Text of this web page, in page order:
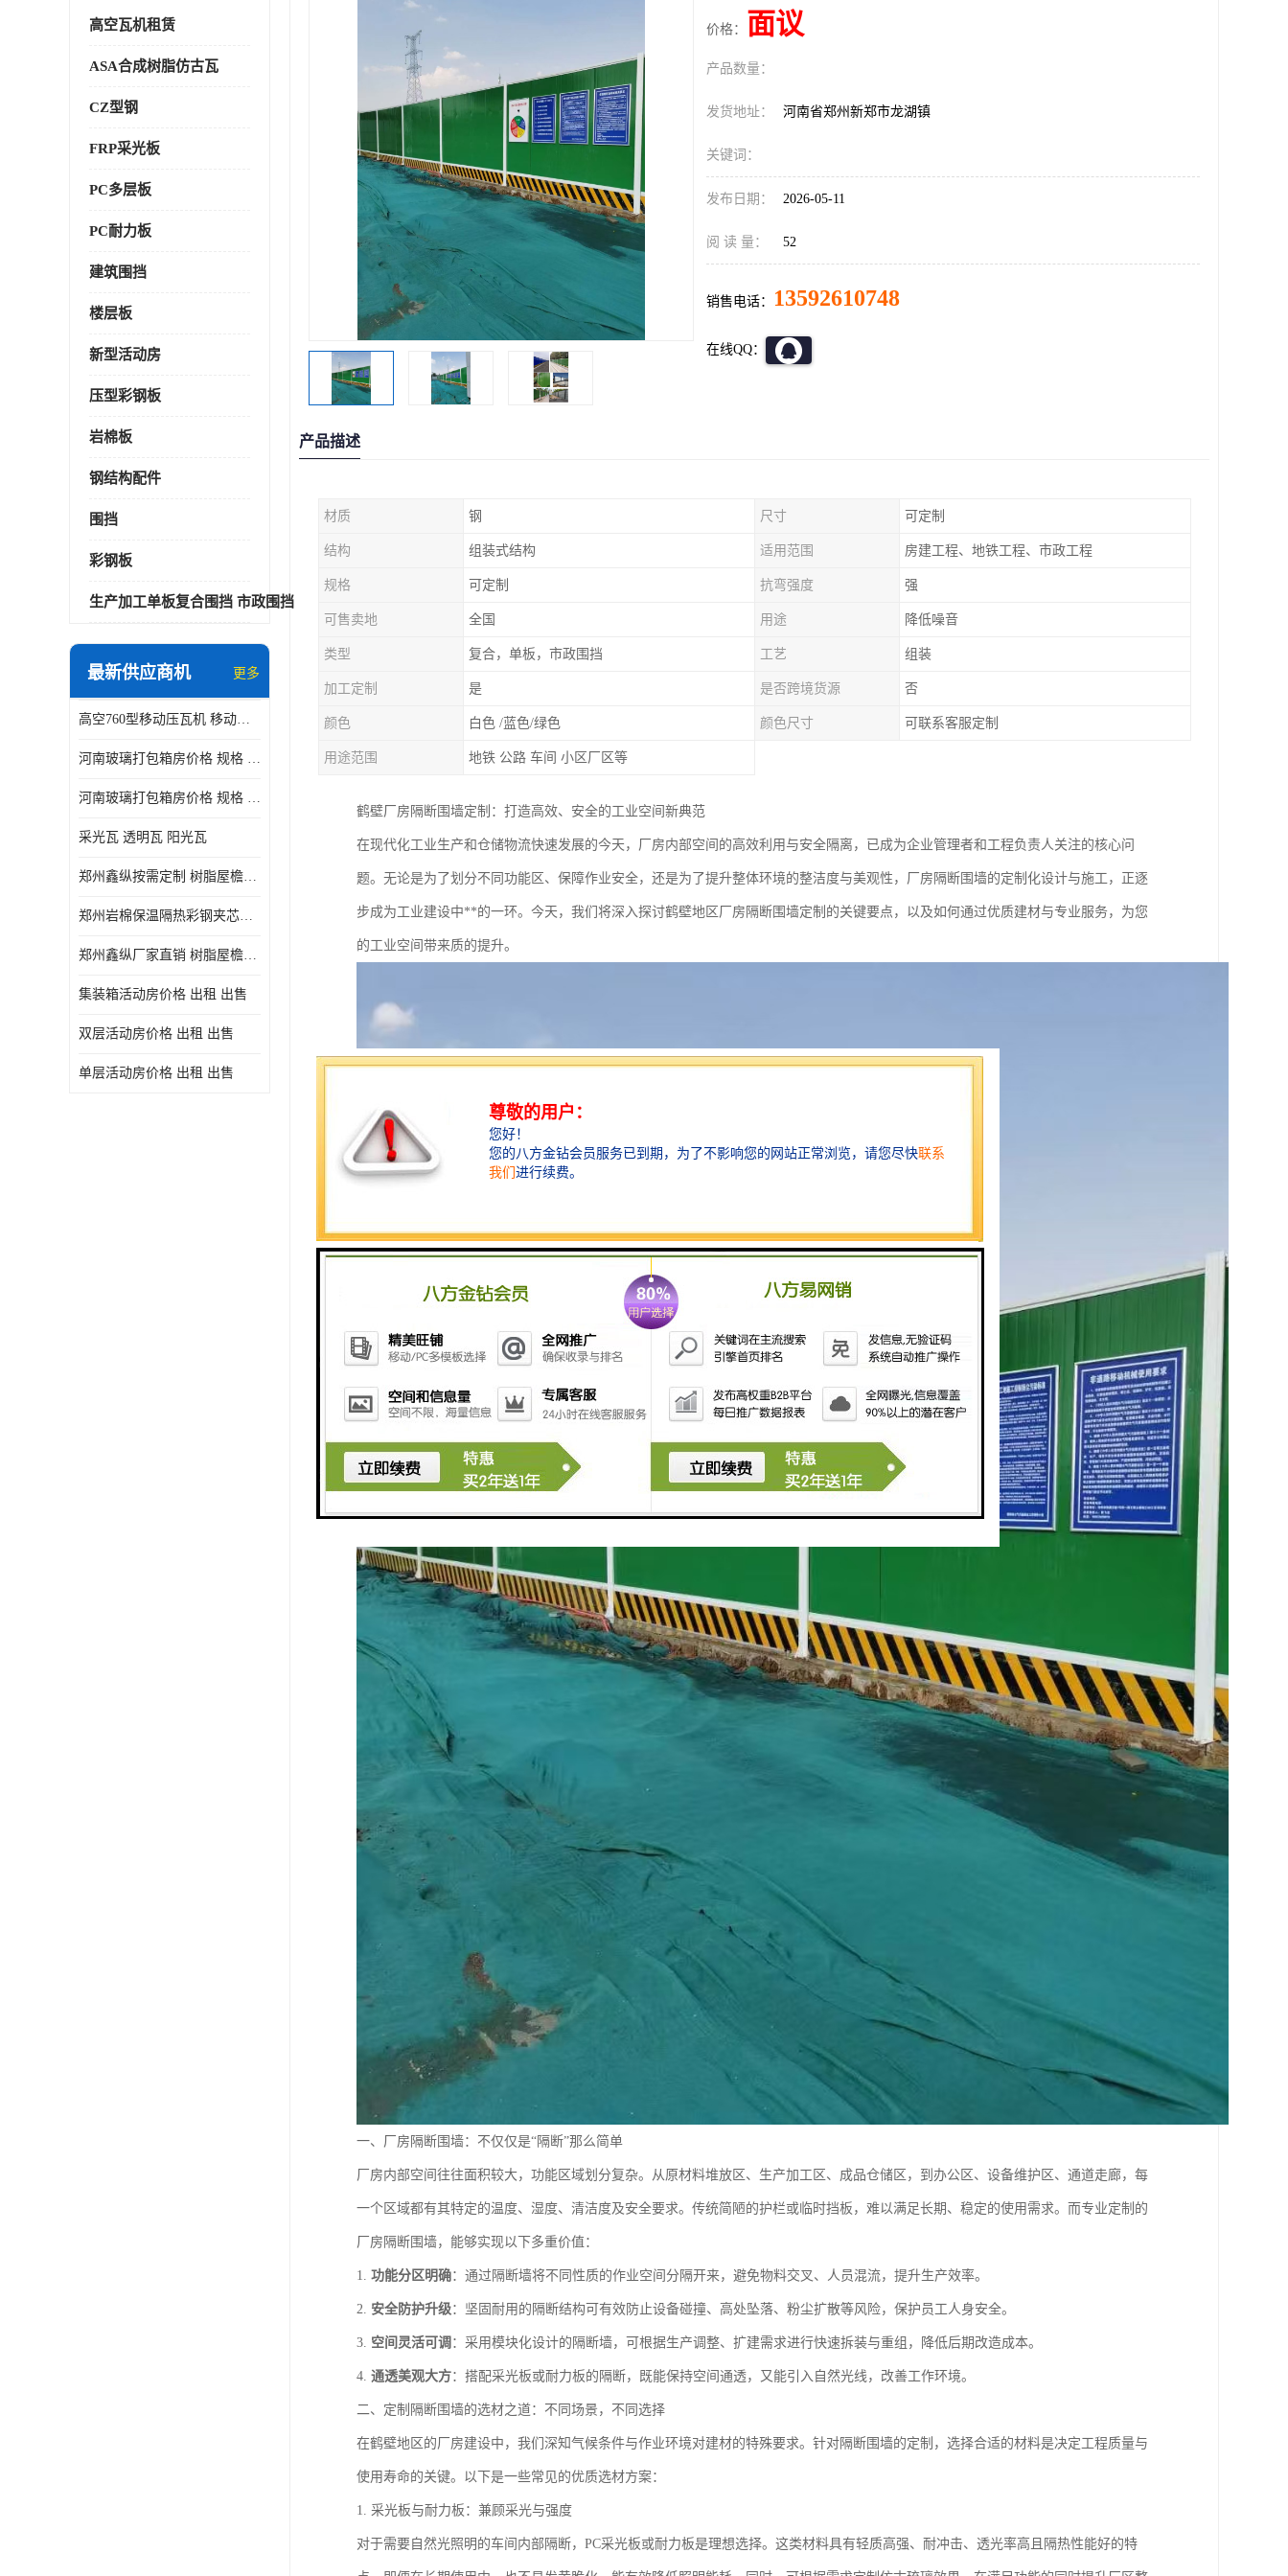
高空瓦机租赁
ASA合成树脂仿古瓦
CZ型钢
FRP采光板
PC多层板
PC耐力板
建筑围挡
楼层板
新型活动房
压型彩钢板
岩棉板
钢结构配件
围挡
彩钢板
生产加工单板复合围挡 市政围挡
最新供应商机 更多
高空760型移动压瓦机 移动升降制瓦设备租赁选郑州鑫纵
河南玻璃打包箱房价格 规格 鑫纵建材按需定制
河南玻璃打包箱房价格 规格 鑫纵建材批发
采光瓦 透明瓦 阳光瓦
郑州鑫纵按需定制 树脂屋檐装饰塑料琉璃瓦片 中式仿古瓦的特点 价格
郑州岩棉保温隔热彩钢夹芯板 郑州鑫纵支持定做
郑州鑫纵厂家直销 树脂屋檐装饰塑料琉璃瓦片 中式仿古瓦的特点 价格
集装箱活动房价格 出租 出售
双层活动房价格 出租 出售
单层活动房价格 出租 出售
价格： 面议
产品数量：
发货地址： 河南省郑州新郑市龙湖镇
关键词：
发布日期： 2026-05-11
阅 读 量： 52
销售电话： 13592610748
在线QQ：
产品描述
材质 钢 尺寸 可定制
结构 组装式结构 适用范围 房建工程、地铁工程、市政工程
规格 可定制 抗弯强度 强
可售卖地 全国 用途 降低噪音
类型 复合，单板，市政围挡 工艺 组装
加工定制 是 是否跨境货源 否
颜色 白色 /蓝色/绿色 颜色尺寸 可联系客服定制
用途范围 地铁 公路 车间 小区厂区等
鹤壁厂房隔断围墙定制：打造高效、安全的工业空间新典范
在现代化工业生产和仓储物流快速发展的今天，厂房内部空间的高效利用与安全隔离，已成为企业管理者和工程负责人关注的核心问
题。无论是为了划分不同功能区、保障作业安全，还是为了提升整体环境的整洁度与美观性，厂房隔断围墙的定制化设计与施工，正逐
步成为工业建设中**的一环。今天，我们将深入探讨鹤壁地区厂房隔断围墙定制的关键要点，以及如何通过优质建材与专业服务，为您
的工业空间带来质的提升。
一、厂房隔断围墙：不仅仅是“隔断”那么简单
厂房内部空间往往面积较大，功能区域划分复杂。从原材料堆放区、生产加工区、成品仓储区，到办公区、设备维护区、通道走廊，每
一个区域都有其特定的温度、湿度、清洁度及安全要求。传统简陋的护栏或临时挡板，难以满足长期、稳定的使用需求。而专业定制的
厂房隔断围墙，能够实现以下多重价值：
1. 功能分区明确：通过隔断墙将不同性质的作业空间分隔开来，避免物料交叉、人员混流，提升生产效率。
2. 安全防护升级：坚固耐用的隔断结构可有效防止设备碰撞、高处坠落、粉尘扩散等风险，保护员工人身安全。
3. 空间灵活可调 ：采用模块化设计的隔断墙，可根据生产调整、扩建需求进行快速拆装与重组，降低后期改造成本。
4. 通透美观大方：搭配采光板或耐力板的隔断，既能保持空间通透，又能引入自然光线，改善工作环境。
二、定制隔断围墙的选材之道：不同场景，不同选择
在鹤壁地区的厂房建设中，我们深知气候条件与作业环境对建材的特殊要求。针对隔断围墙的定制，选择合适的材料是决定工程质量与
使用寿命的关键。以下是一些常见的优质选材方案：
1. 采光板与耐力板：兼顾采光与强度
对于需要自然光照明的车间内部隔断，PC采光板或耐力板是理想选择。这类材料具有轻质高强、耐冲击、透光率高且隔热性能好的特